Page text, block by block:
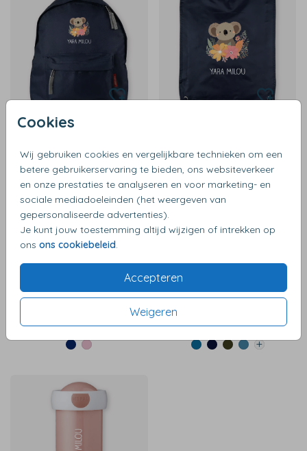
Cookies
Wij gebruiken cookies en vergelijkbare technieken om een
betere gebruikerservaring te bieden, ons websiteverkeer
en onze prestaties te analyseren en voor marketing- en
sociale mediadoeleinden (het weergeven van
gepersonaliseerde advertenties).
Je kunt jouw toestemming altijd wijzigen of intrekken op
ons ons cookiebeleid
Accepteren
Weigeren
€ 22,99
SALE | 30%
€ 10,99
SALE | 35%
€ 9,79